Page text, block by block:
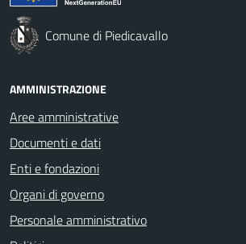
Comune di Piedicavallo
AMMINISTRAZIONE
Aree amministrative
Documenti e dati
Enti e fondazioni
Organi di governo
Personale amministrativo